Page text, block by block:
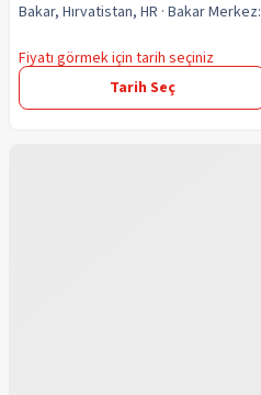
Bakar, Hırvatistan, HR · BakarMerkez:
Fiyatı görmek için tarih seçiniz
Tarih Seç